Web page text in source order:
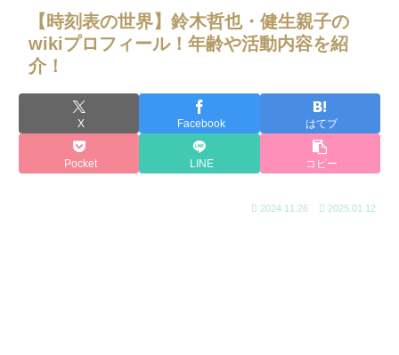
【時刻表の世界】鈴木哲也・健生親子の
wikiプロフィール！年齢や活動内容を紹
介！
X Facebook はてブ
Pocket LINE コピー
2024.11.26 2025.01.12